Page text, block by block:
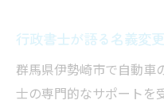
行政書士が語る名義変
群馬県伊勢崎市で自動車
士の専門的なサポートを